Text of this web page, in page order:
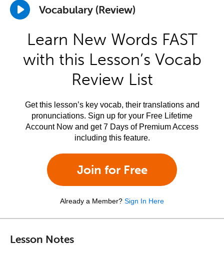
Vocabulary (Review)
Learn New Words FAST
with this Lesson’s Vocab
Review List
Get this lesson’s key vocab, their translations and
pronunciations. Sign up for your Free Lifetime
Account Now and get 7 Days of Premium Access
including this feature.
Join for Free
Already a Member? Sign In Here
Lesson Notes